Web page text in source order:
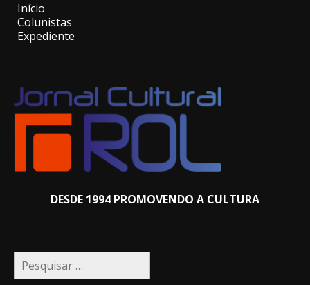
Início
Colunistas
Expediente
DESDE 1994 PROMOVENDO A CULTURA
Pesquisar
por: